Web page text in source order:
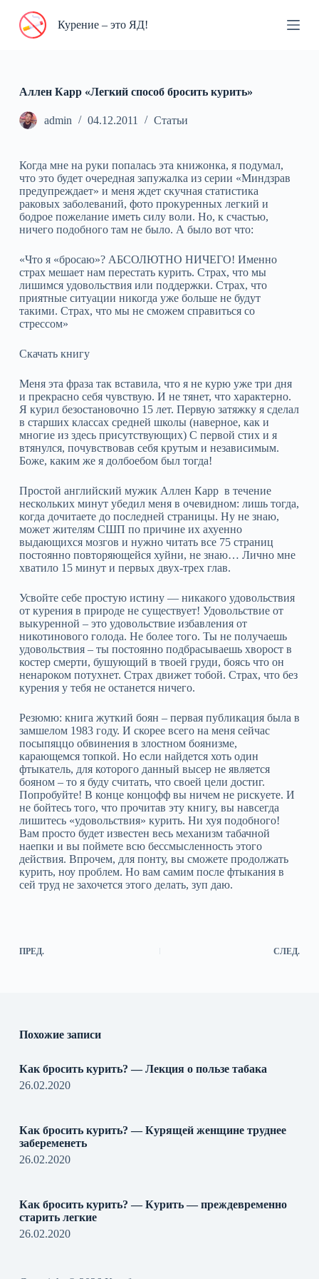
П
Курение – это ЯД!
Аллен Карр «Легкий способ бросить курить»
admin 04.12.2011 Статьи
Когда мне на руки попалась эта книжонка, я подумал,
что это будет очередная запужалка из серии «Миндзрав
предупреждает» и меня ждет скучная статистика
раковых заболеваний, фото прокуренных легкий и
бодрое пожелание иметь силу воли. Но, к счастью,
ничего подобного там не было. А было вот что:
«Что я «бросаю»? АБСОЛЮТНО НИЧЕГО! Именно
страх мешает нам перестать курить. Страх, что мы
лишимся удовольствия или поддержки. Страх, что
приятные ситуации никогда уже больше не будут
такими. Страх, что мы не сможем справиться со
стрессом»
Скачать книгу
Меня эта фраза так вставила, что я не курю уже три дня
и прекрасно себя чувствую. И не тянет, что характерно.
Я курил безостановочно 15 лет. Первую затяжку я сделал
в старших классах средней школы (наверное, как и
многие из здесь присутствующих) С первой стих и я
втянулся, почувствовав себя крутым и независимым.
Боже, каким же я долбоебом был тогда!
Простой английский мужик Аллен Карр в течение
нескольких минут убедил меня в очевидном: лишь тогда,
когда дочитаете до последней страницы. Ну не знаю,
может жителям СШП по причине их ахуенно
выдающихся мозгов и нужно читать все 75 страниц
постоянно повторяющейся хуйни, не знаю… Лично мне
хватило 15 минут и первых двух-трех глав.
Усвойте себе простую истину — никакого удовольствия
от курения в природе не существует! Удовольствие от
выкуренной – это удовольствие избавления от
никотинового голода. Не более того. Ты не получаешь
удовольствия – ты постоянно подбрасываешь хворост в
костер смерти, бушующий в твоей груди, боясь что он
ненароком потухнет. Страх движет тобой. Страх, что без
курения у тебя не останется ничего.
Резюмю: книга жуткий боян – первая публикация была в
замшелом 1983 году. И скорее всего на меня сейчас
посыпяццо обвинения в злостном боянизме,
карающемся топкой. Но если найдется хоть один
фтыкатель, для которого данный высер не является
бояном – то я буду считать, что своей цели достиг.
Попробуйте! В конце концофф вы ничем не рискуете. И
не бойтесь того, что прочитав эту книгу, вы навсегда
лишитесь «удовольствия» курить. Ни хуя подобного!
Вам просто будет известен весь механизм табачной
наепки и вы поймете всю бессмысленность этого
действия. Впрочем, для понту, вы сможете продолжать
курить, ноу проблем. Но вам самим после фтыкания в
сей труд не захочется этого делать, зуп даю.
ПРЕД. СЛЕД.
Похожие записи
Как бросить курить? — Лекция о пользе табака
26.02.2020
Как бросить курить? — Курящей женщине труднее
забеременеть
26.02.2020
Как бросить курить? — Курить — преждевременно
старить легкие
26.02.2020